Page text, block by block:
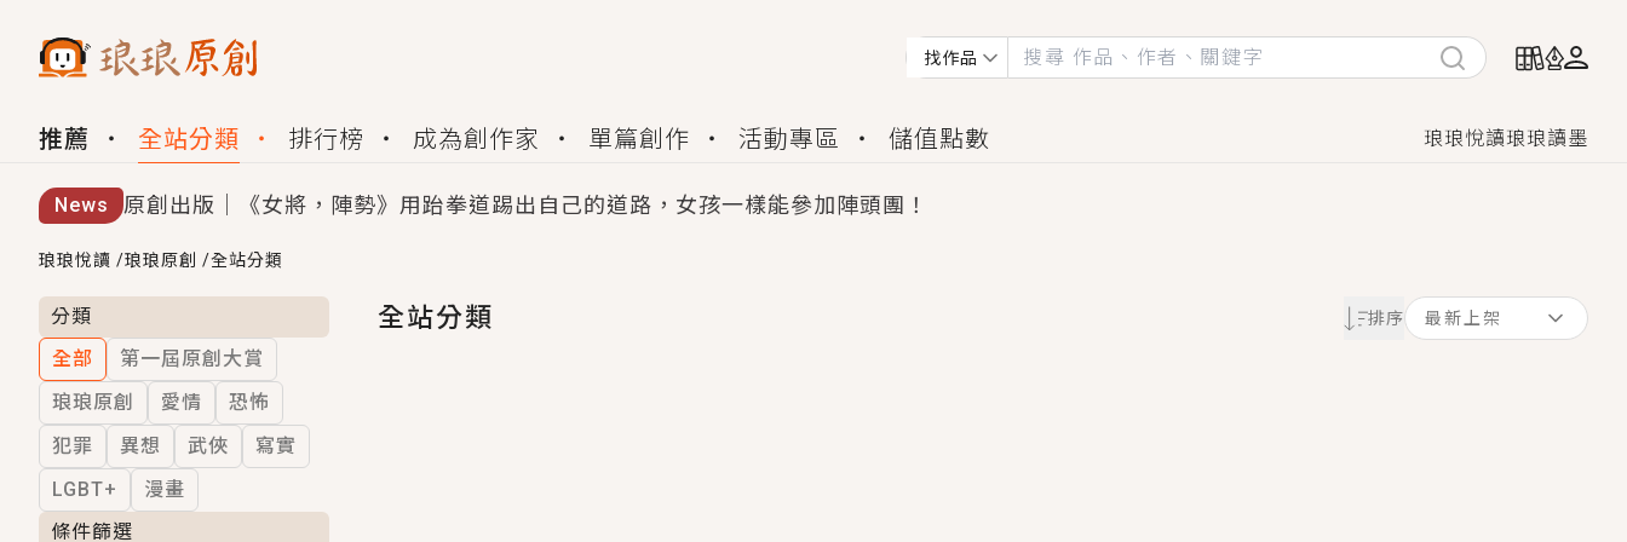
找作品
推薦 全站分類 排行榜 成為創作家 單篇創作 活動專區 儲值點數 琅琅悅讀琅琅讀墨
News 原創出版｜《女將，陣勢》用跆拳道踢出自己的道路，女孩一樣能參加陣頭團！
創,作家招募｜華文小說創作首選！有機會獲得豐富廣宣資源、專屬服務與獨享福利！
小編心動書單｜《離婚你提的，二婚嫁大佬，你哭什麼？》追妻火葬場！前夫失憶移情別戀，她頭也不回找新歡，他居然還後悔了？
GL｜《夏日與檸檬與重疊世界》炎熱的夏日、檸檬的香氣、互相愛慕的兩位少女，今夏最推純愛GL漫畫！
BL｜《費洛蒙中毒》救命！特殊費洛蒙體質世界觀，無法抗拒的吸引力，已中毒Σ>―(〃°ω°〃)♡→
OMG你嚇到我了｜《陰陽鬼店》上班族買了房子模型，但現實中買下的竟是屬於他的停屍櫃？！
言情｜《國語推行員》每個人心中都有一個連自己也無法改變的永恆， 他的一生將不由自主追逐著她……
琅琅悅讀 /琅琅原創 /全站分類
分類
全部
第一屆原創大賞
琅琅原創
愛情
恐怖
犯罪
異想 武俠
寫實
LGBT+
漫畫
條件篩選
全站分類 排序 最新上架